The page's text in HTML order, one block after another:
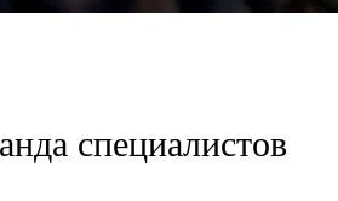
специалистов